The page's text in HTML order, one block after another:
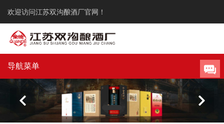
欢迎访问江苏双沟酿酒厂官网！
导航菜单